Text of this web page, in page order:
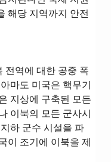
해당 지역까지 안전
전역에 대한 공중 폭
마도 미국은 핵무기
지상에 구축된 모든
이북의 모든 군사시
하 군수 시설을 파
이 조기에 이북을 제